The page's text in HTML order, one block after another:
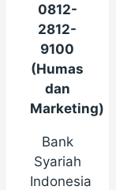
0812-
2812-
9100
(Humas
dan
Marketing)
Bank
Syariah
Indonesia